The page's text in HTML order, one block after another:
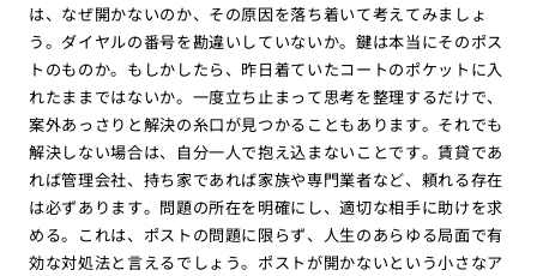
は、なぜ開かないのか、その原因を落ち着いて考えてみましょ
う。ダイヤルの番号を勘違いしていないか。鍵は本当にそのポス
トのものか。もしかしたら、昨日着ていたコートのポケットに入
れたままではないか。一度立ち止まって思考を整理するだけで、
案外あっさりと解決の糸口が見つかることもあります。それでも
解決しない場合は、自分一人で抱え込まないことです。賃貸であ
れば管理会社、持ち家であれば家族や専門業者など、頼れる存在
は必ずあります。問題の所在を明確にし、適切な相手に助けを求
める。これは、ポストの問題に限らず、人生のあらゆる局面で有
効な対処法と言えるでしょう。ポストが開かないという小さなア